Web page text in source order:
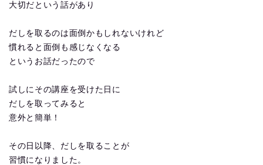
大切だという話があり
だしを取るのは面倒かもしれないけれど
慣れると面倒も感じなくなる
というお話だったので
試しにその講座を受けた日に
だしを取ってみると
意外と簡単！
その日以降、だしを取ることが
習慣になりました。